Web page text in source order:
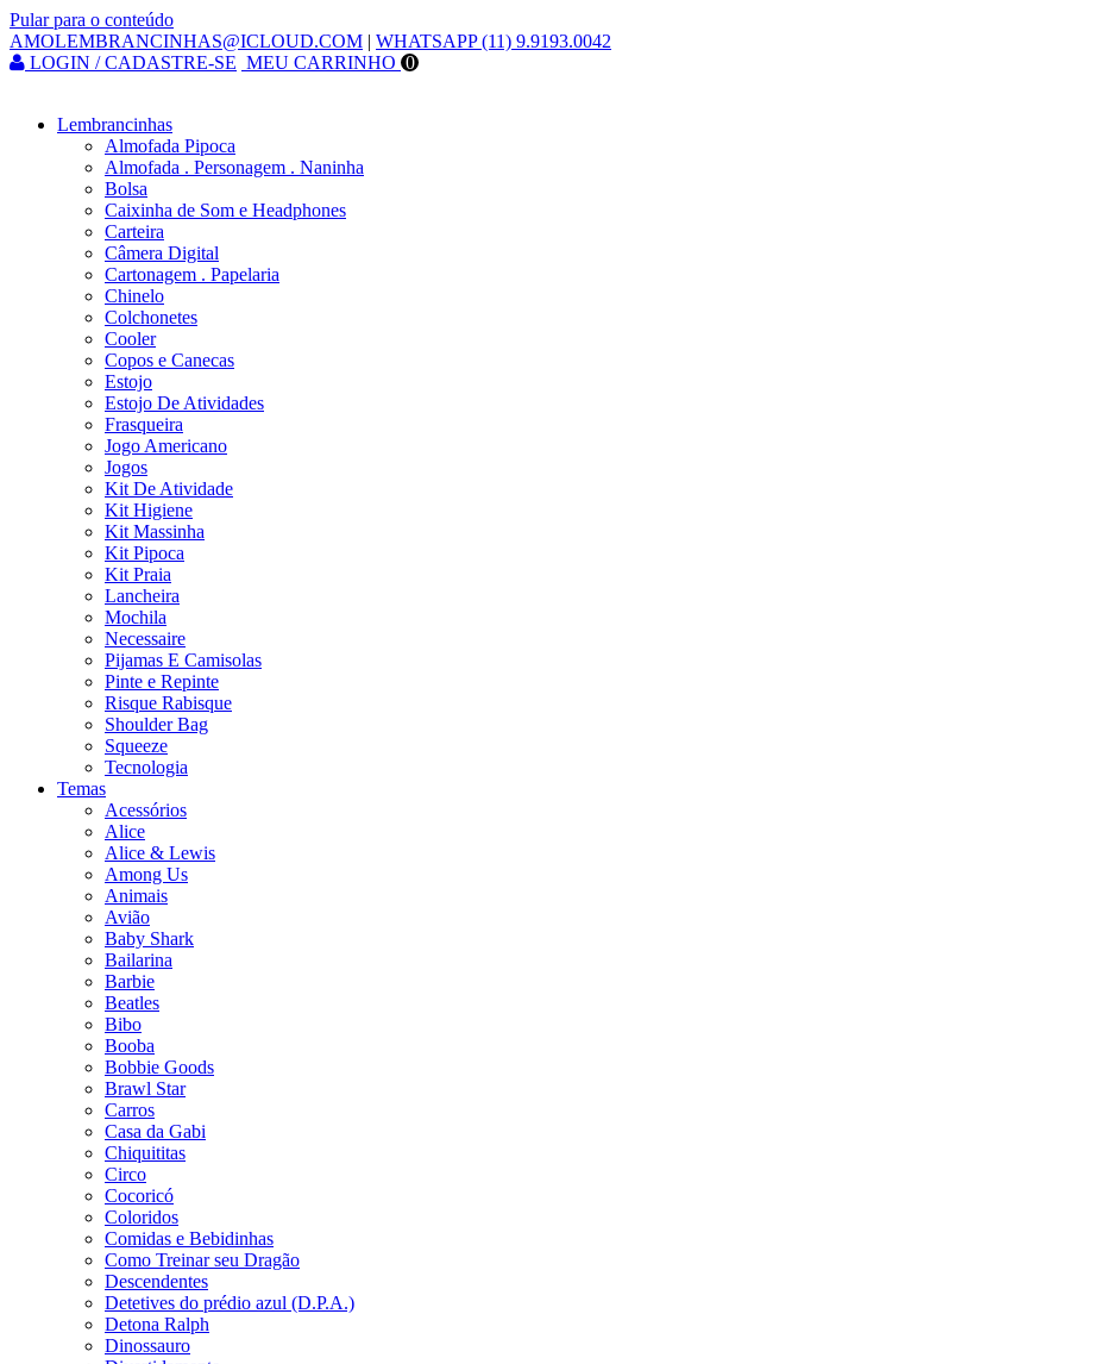
Pular para o conteúdo
AMOLEMBRANCINHAS@ICLOUD.COM | WHATSAPP (11) 9.9193.0042
LOGIN / CADASTRE-SE MEU CARRINHO 0
Lembrancinhas
Almofada Pipoca
Almofada . Personagem . Naninha
Bolsa
Caixinha de Som e Headphones
Carteira
Câmera Digital
Cartonagem . Papelaria
Chinelo
Colchonetes
Cooler
Copos e Canecas
Estojo
Estojo De Atividades
Frasqueira
Jogo Americano
Jogos
Kit De Atividade
Kit Higiene
Kit Massinha
Kit Pipoca
Kit Praia
Lancheira
Mochila
Necessaire
Pijamas E Camisolas
Pinte e Repinte
Risque Rabisque
Shoulder Bag
Squeeze
Tecnologia
Temas
Acessórios
Alice
Alice & Lewis
Among Us
Animais
Avião
Baby Shark
Bailarina
Barbie
Beatles
Bibo
Booba
Bobbie Goods
Brawl Star
Carros
Casa da Gabi
Chiquititas
Circo
Cocoricó
Coloridos
Comidas e Bebidinhas
Como Treinar seu Dragão
Descendentes
Detetives do prédio azul (D.P.A.)
Detona Ralph
Dinossauro